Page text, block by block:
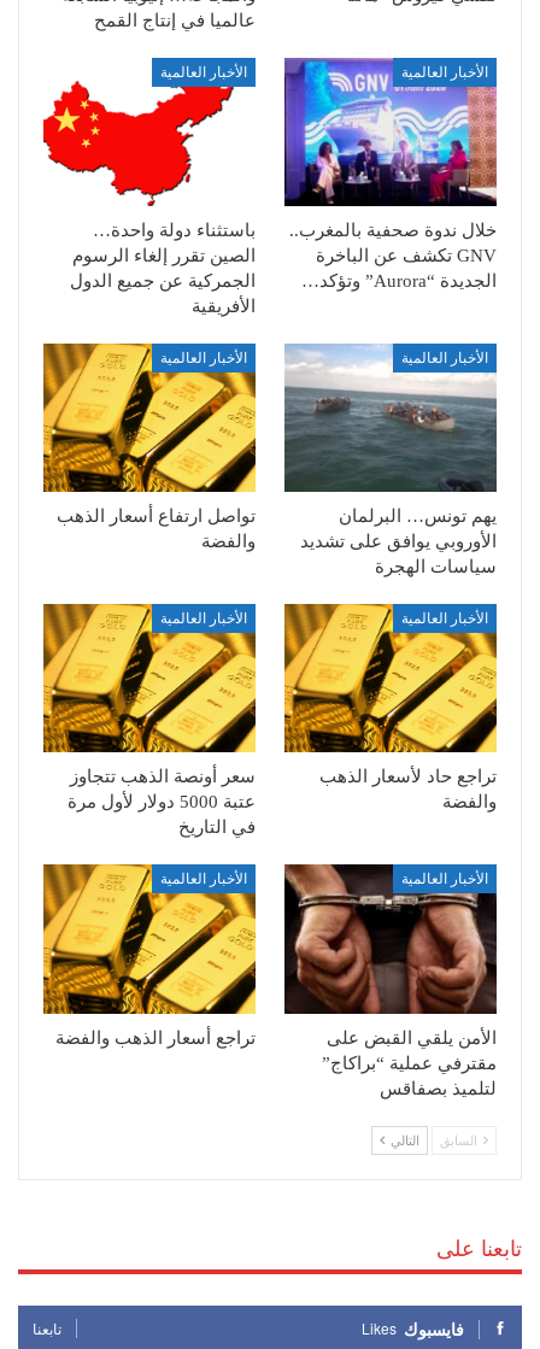
عالميا في إنتاج القمح
الأخبار العالمية
خلال ندوة صحفية بالمغرب..
GNV تكشف عن الباخرة
الجديدة “Aurora” وتؤكد…
الأخبار العالمية
باستثناء دولة واحدة…
الصين تقرر إلغاء الرسوم
الجمركية عن جميع الدول
الأفريقية
الأخبار العالمية
يهم تونس… البرلمان
الأوروبي يوافق على تشديد
سياسات الهجرة
الأخبار العالمية
تواصل ارتفاع أسعار الذهب
والفضة
الأخبار العالمية
تراجع حاد لأسعار الذهب
والفضة
الأخبار العالمية
سعر أونصة الذهب تتجاوز
عتبة 5000 دولار لأول مرة
في التاريخ
الأخبار العالمية
الأمن يلقي القبض على
مقترفي عملية “براكاج”
لتلميذ بصفاقس
الأخبار العالمية
تراجع أسعار الذهب والفضة
السابق التالي
تابعنا على
فايسبوك Likes تابعنا